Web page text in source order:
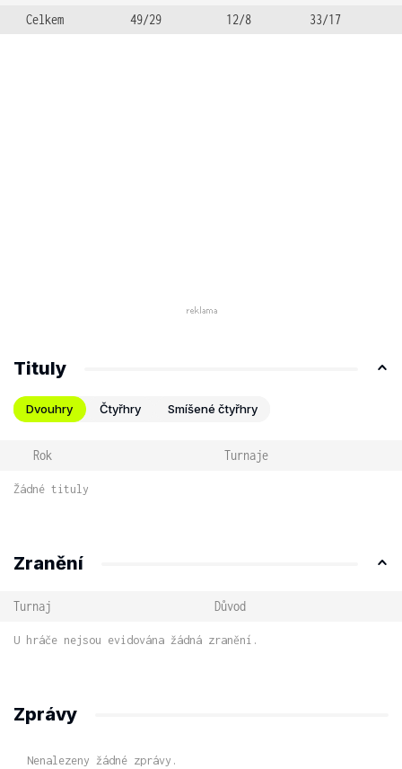
Celkem 49/29 12/8 33/17
Tituly
Dvouhry Čtyřhry Smíšené čtyřhry
Rok Turnaje
Žádné tituly
Zranění
Turnaj Důvod
U hráče nejsou evidována žádná zranění.
Zprávy
Nenalezeny žádné zprávy.